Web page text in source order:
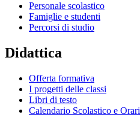
Personale scolastico
Famiglie e studenti
Percorsi di studio
Didattica
Offerta formativa
I progetti delle classi
Libri di testo
Calendario Scolastico e Orari